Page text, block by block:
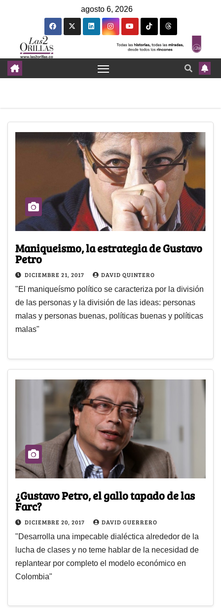
agosto 6, 2026
Maniqueismo, la estrategia de Gustavo
Petro
DICIEMBRE 21, 2017 DAVID QUINTERO
"El maniqueísmo político se caracteriza por la división
de las personas y la división de las ideas: personas
malas y personas buenas, políticas buenas y políticas
malas"
¿Gustavo Petro, el gallo tapado de las
Farc?
DICIEMBRE 20, 2017 DAVID GUERRERO
"Desarrolla una impecable dialéctica alrededor de la
lucha de clases y no teme hablar de la necesidad de
replantear por completo el modelo económico en
Colombia"